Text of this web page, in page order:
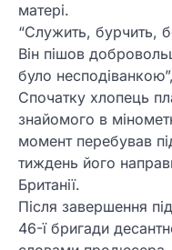
матері.
“Служить, бурчить,
Він пішов
було
Спочатку хлопець
знайомого в
момент перебував
тиждень його
Британії.
Після завершення
46-ї бригади